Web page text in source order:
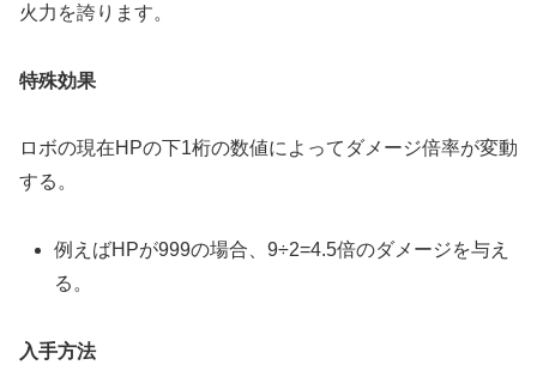
火力を誇ります。
特殊効果
ロボの現在HPの下1桁の数値によってダメージ倍率が変動
する。
例えばHPが999の場合、9÷2=4.5倍のダメージを与え
る。
入手方法